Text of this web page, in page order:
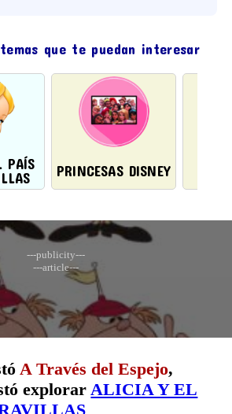
que te puedan interesar
PAÍS
PRINCESAS DISNEY
---publicity---
---article---
A Través del Espejo,
explorarALICIA Y EL